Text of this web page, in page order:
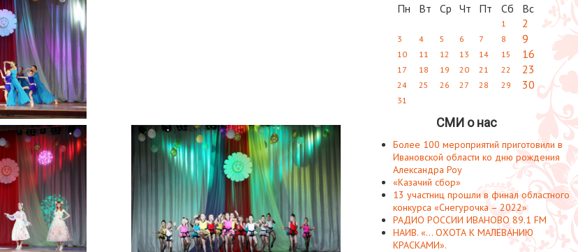
Пн Вт Ср Чт Пт Сб Вс
1 2
3 4 5 6 7 8 9
10 11 12 13 14 15 16
17 18 19 20 21 22 23
24 25 26 27 28 29 30
31
СМИ о нас
Более 100 мероприятий приготовили в
Ивановской области ко дню рождения
Александра Роу
«Казачий сбор»
13 участниц прошли в финал областного
конкурса «Снегурочка – 2022»
РАДИО РОССИИ ИВАНОВО 89.1 FM
НАИВ. «... ОХОТА К МАЛЕВАНИЮ
КРАСКАМИ».